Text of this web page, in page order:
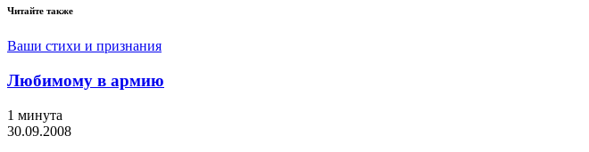
Читайте также
Ваши стихи и признания
Любимому в армию
1 минута
30.09.2008